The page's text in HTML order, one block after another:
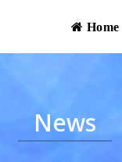
Home
News